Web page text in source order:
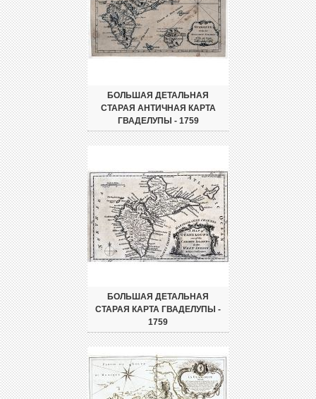
БОЛЬШАЯ ДЕТАЛЬНАЯ
СТАРАЯ АНТИЧНАЯ КАРТА
ГВАДЕЛУПЫ - 1759
БОЛЬШАЯ ДЕТАЛЬНАЯ
СТАРАЯ КАРТА ГВАДЕЛУПЫ -
1759